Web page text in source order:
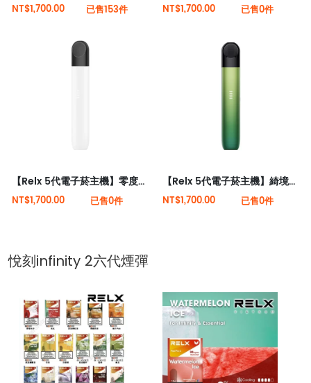
NT$1,700.00 已售153件 NT$1,700.00 已售0件
【Relx 5代電子菸主機】零度逐霜 大量現貨 悅刻5代幻影霧化器單桿 電量顯示
NT$1,700.00 已售0件
【Relx 5代電子菸主機】綺境碧光 大量現貨 悅刻5代幻影霧化器單桿 電量顯示
NT$1,700.00 已售0件
悅刻infinity 2六代煙彈